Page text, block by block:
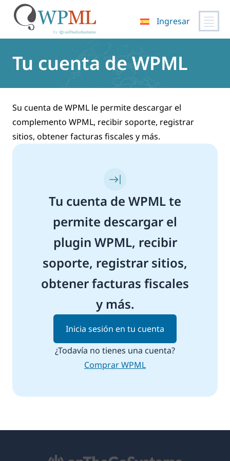
contenido
Ingresar
Tu cuenta de WPML
Su cuenta de WPML le permite descargar el
complemento WPML, recibir soporte, registrar
sitios, obtener facturas fiscales y más.
Tu cuenta de WPML te
permite descargar el
plugin WPML, recibir
soporte, registrar sitios,
obtener facturas fiscales
y más.
Inicia sesión en tu cuenta
¿Todavía no tienes una cuenta?
Comprar WPML